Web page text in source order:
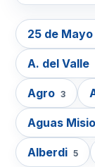
25 de Mayo
A. del Valle
Agro 3
Aguas
Alberdi 5